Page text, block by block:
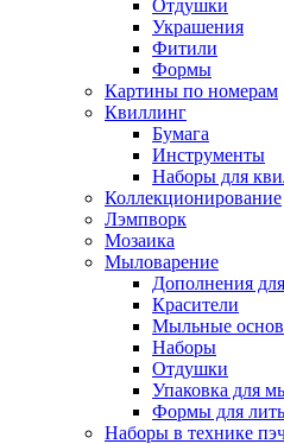
Отдушки
Украшения
Фитили
Формы
Картины по номерам
Квиллинг
Бумага
Инструменты
Наборы для
Коллекционирование
Лэмпворк
Мозаика
Мыловарение
Дополнения
Красители
Мыльные
Наборы
Отдушки
Упаковка для
Формы для
Наборы в технике